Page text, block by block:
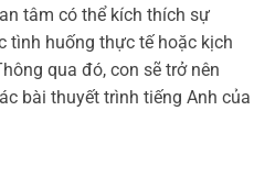
tâm có thể kích thích sự
tình huống thực tế hoặc kịch
qua đó, con sẽ trở nên
bài thuyết trình tiếng Anh của